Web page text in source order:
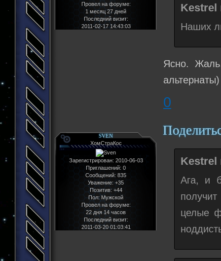
Провел на форуме:
1 месяц 27 дней
Последний визит:
2011-02-17 14:43:03
Kestrel
Наших
Ясно.
альтернаты)
0
SVEN
ХомСтраКос
Зарегистрирован: 2010-06-03
Приглашений: 0
Сообщений: 835
Уважение: +35
Позитив: +44
Пол:Мужской
Провел на форуме:
22 дня 14 часов
Последний визит:
2011-03-20 01:03:41
Kestrel
Ага, и
целые